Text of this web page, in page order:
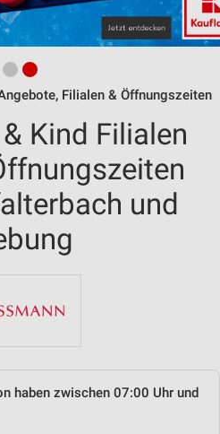
Filialen & Öffnungszeiten
Kind Filialen
und
haben zwischen 07:00 Uhr und